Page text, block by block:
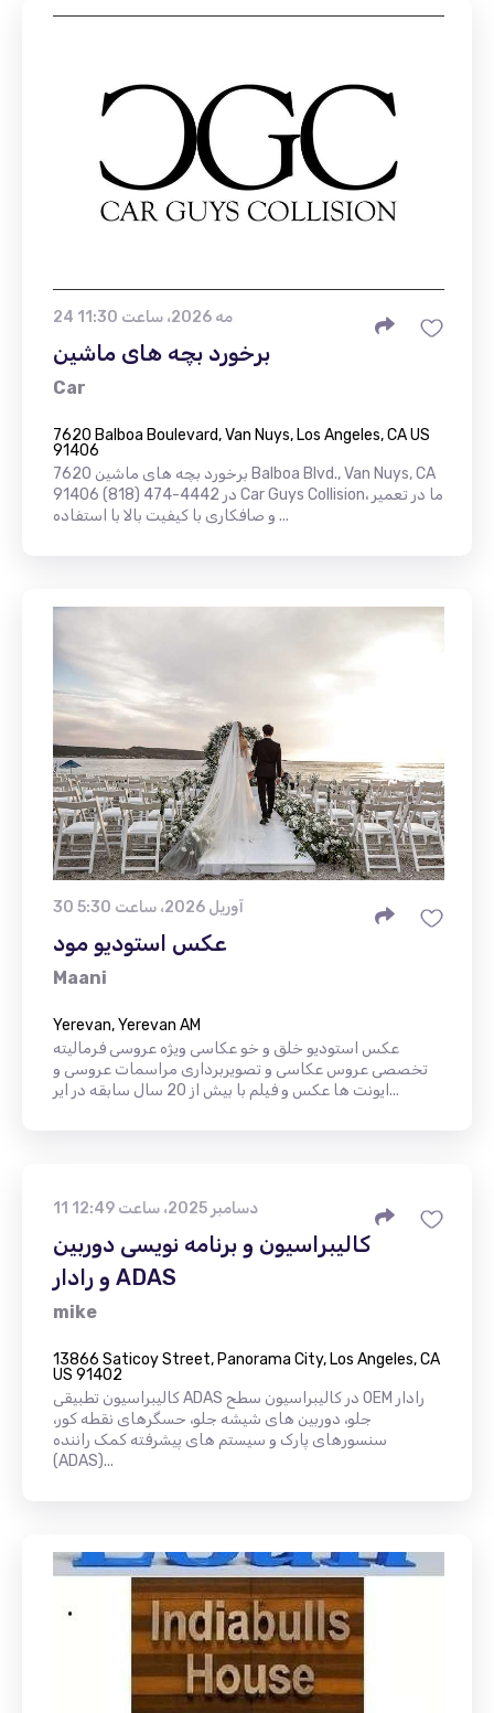
24 مه 2026، ساعت 11:30
برخورد بچه های ماشین
Car
7620 Balboa Boulevard, Van Nuys, Los Angeles, CA US
91406
برخورد بچه های ماشین 7620 Balboa Blvd., Van Nuys, CA
91406 (818) 474-4442 در Car Guys Collision، ما در تعمیر
و صافکاری با کیفیت بالا با استفاده ...
30 آوریل 2026، ساعت 5:30
عکس استودیو مود
Maani
Yerevan, Yerevan AM
عکس استودیو خلق و خو عکاسی ویژه عروسی فرمالیته
تخصصی عروس عکاسی و تصویربرداری مراسمات عروسی و
ایونت ها عکس و فیلم با بیش از 20 سال سابقه در ایر...
11 دسامبر 2025، ساعت 12:49
کالیبراسیون و برنامه نویسی دوربین
و رادار ADAS
mike
13866 Saticoy Street, Panorama City, Los Angeles, CA
US 91402
کالیبراسیون تطبیقی ​​ADAS در کالیبراسیون سطح OEM رادار
جلو، دوربین های شیشه جلو، حسگرهای نقطه کور،
سنسورهای پارک و سیستم های پیشرفته کمک راننده
(ADAS)...